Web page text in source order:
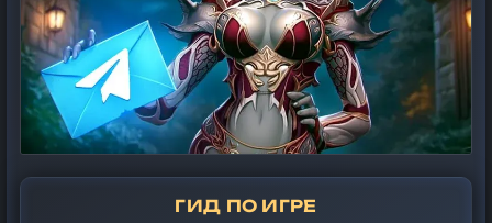
ГИД ПО ИГРЕ